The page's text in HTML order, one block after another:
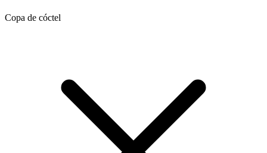
Copa de cóctel